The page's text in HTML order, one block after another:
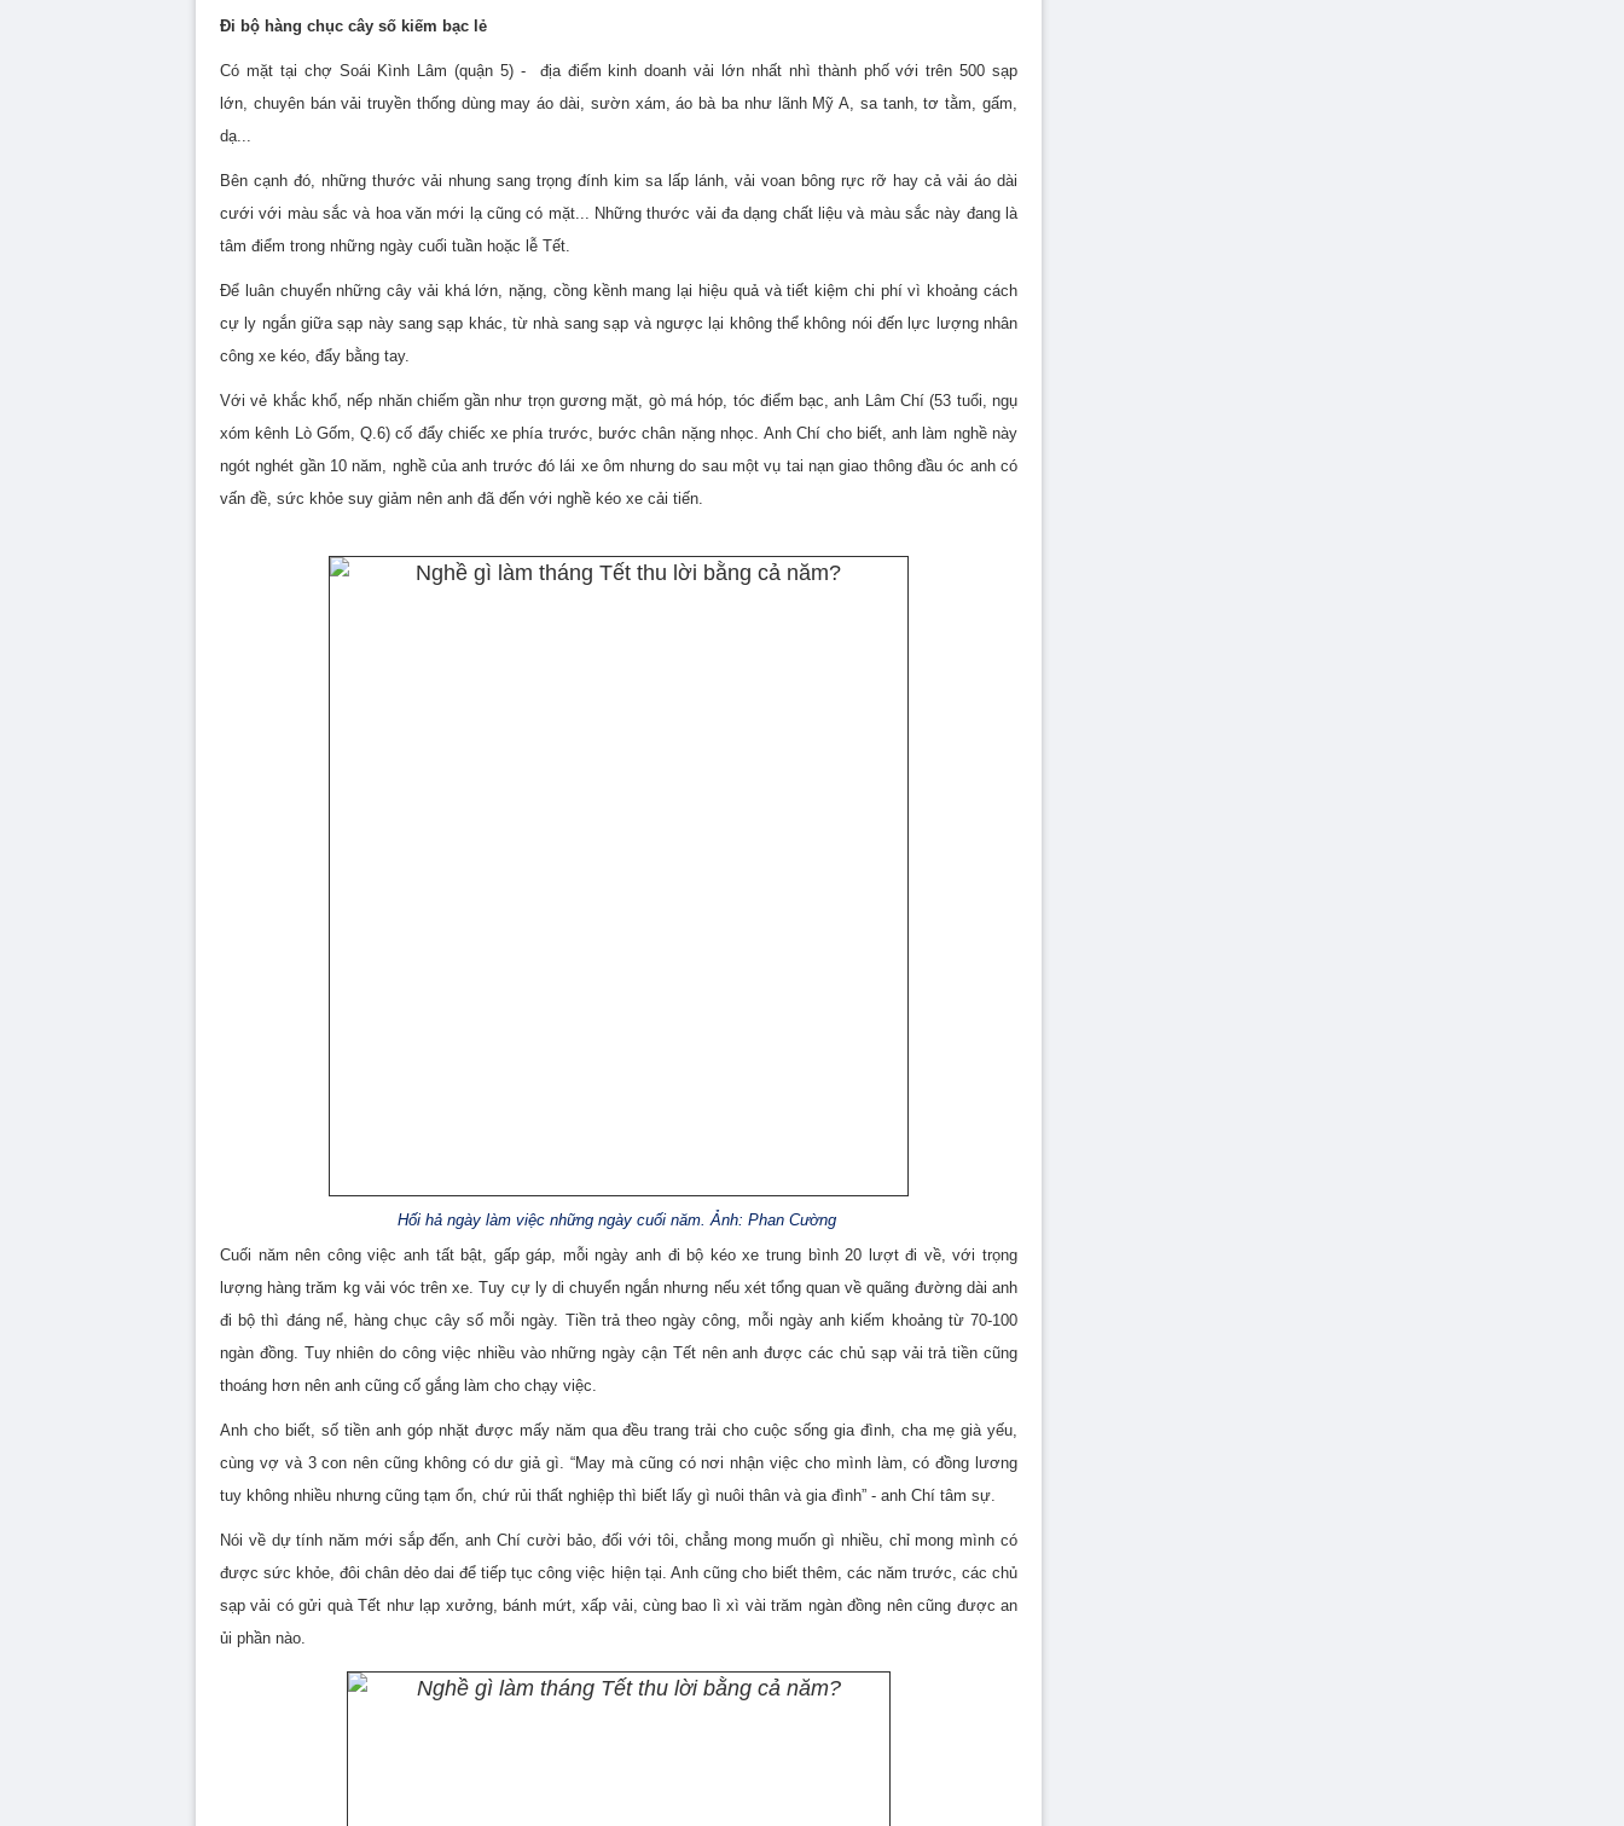
Đi bộ hàng chục cây số kiếm bạc lẻ
Có mặt tại chợ Soái Kình Lâm (quận 5) - địa điểm kinh doanh vải lớn nhất nhì thành phốvới trên 500 sạp
lớn, chuyên bán vải truyền thống dùng may áo dài, sườn xám, áo bà ba như lãnh Mỹ A, sa tanh, tơ tằm, gấm,
dạ...
Bên cạnh đó, những thước vải nhung sang trọng đính kim sa lấp lánh, vải voan bông rực rỡ hay cả vải áo dài
cưới với màu sắc và hoa văn mới lạ cũng có mặt... Những thước vải đa dạng chất liệu và màu sắc này đang là
tâm điểm trong những ngày cuối tuần hoặc lễ Tết.
Để luân chuyển những cây vải khá lớn, nặng, cồng kềnh mang lại hiệu quả và tiết kiệm chi phí vì khoảng cách
cự ly ngắn giữa sạp này sang sạp khác, từ nhà sang sạp và ngược lại không thể không nói đến lực lượng nhân
công xe kéo, đẩy bằng tay.
Với vẻ khắc khổ, nếp nhăn chiếm gần như trọn gương mặt, gò má hóp, tóc điểm bạc, anh Lâm Chí(53 tuổi, ngụ
xóm kênh Lò Gốm, Q.6) cố đẩy chiếc xe phía trước, bước chân nặng nhọc.Anh Chí cho biết, anh làm nghề này
ngót nghét gần 10 năm, nghề của anh trước đó lái xe ôm nhưng do sau một vụ tai nạn giao thông đầu óc anh có
vấn đề, sức khỏe suy giảm nên anh đã đến với nghề kéo xe cải tiến.
Hối hả ngày làm việc những ngày cuối năm. Ảnh: Phan Cường
Cuối năm nên công việc anh tất bật, gấp gáp, mỗi ngày anh đi bộ kéo xe trung bình 20 lượt đi về, với trọng
lượng hàng trăm kg vải vóc trên xe. Tuy cự ly di chuyển ngắn nhưng nếu xét tổng quan về quãng đường dài anh
đi bộ thì đáng nể, hàng chục cây số mỗi ngày. Tiền trả theo ngày công, mỗi ngày anh kiếm khoảng từ 70-100
ngàn đồng. Tuy nhiên do công việc nhiều vào những ngày cận Tết nên anh được các chủ sạp vải trả tiền cũng
thoáng hơn nên anh cũng cố gắng làm cho chạy việc.
Anh cho biết, số tiền anh góp nhặt được mấy năm qua đều trang trải cho cuộc sống gia đình, cha mẹ già yếu,
cùng vợ và 3 con nên cũng không có dư giả gì. “May mà cũng có nơi nhận việc cho mình làm, có đồng lương
tuy không nhiều nhưng cũng tạm ổn, chứ rủi thất nghiệp thì biết lấy gì nuôi thân và gia đình” - anh Chí tâm sự.
Nói về dự tính năm mới sắp đến, anh Chí cười bảo, đối với tôi, chẳng mong muốn gì nhiều, chỉ mong mình có
được sức khỏe, đôi chân dẻo dai để tiếp tục công việc hiện tại. Anh cũng cho biết thêm, các năm trước, các chủ
sạp vải có gửi quà Tết như lạp xưởng, bánh mứt, xấp vải, cùng bao lì xì vài trăm ngàn đồng nên cũng được an
ủi phần nào.